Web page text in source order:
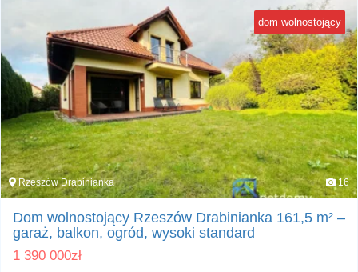
dom wolnostojący
Rzeszów Drabinianka 16
Dom wolnostojący Rzeszów Drabinianka 161,5 m² –
garaż, balkon, ogród, wysoki standard
1 390 000zł